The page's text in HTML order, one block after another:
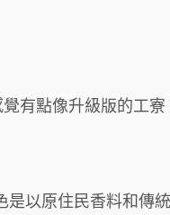
有點像升級版的工寮
以原住民香料和傳